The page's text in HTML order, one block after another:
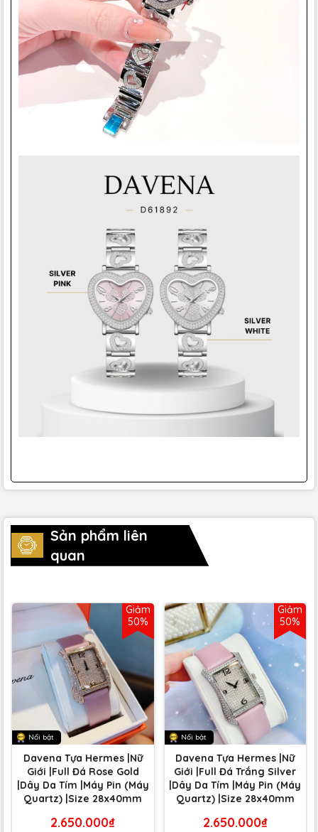
Sản phẩm liên
quan
Giảm
50%
Nổi bật
Davena Tựa Hermes |Nữ
Giới |Full Đá Rose Gold
|Dây Da Tím |Máy Pin (Máy
Quartz) |Size 28x40mm
2.650.000₫
Giảm
50%
Nổi bật
Davena Tựa Hermes |Nữ
Giới |Full Đá Trắng Silver
|Dây Da Tím |Máy Pin (Máy
Quartz) |Size 28x40mm
2.650.000₫